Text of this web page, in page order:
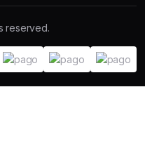
reserved.